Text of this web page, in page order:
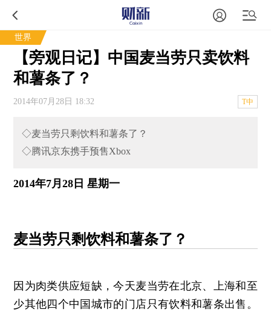
世界
【旁观日记】中国麦当劳只卖饮料
和薯条了？
2014年07月28日 18:32 T中
◇麦当劳只剩饮料和薯条了？
◇腾讯京东携手预售Xbox
2014年7月28日 星期一
麦当劳只剩饮料和薯条了？
因为肉类供应短缺，今天麦当劳在北京、上海和至
少其他四个中国城市的门店只有饮料和薯条出售。